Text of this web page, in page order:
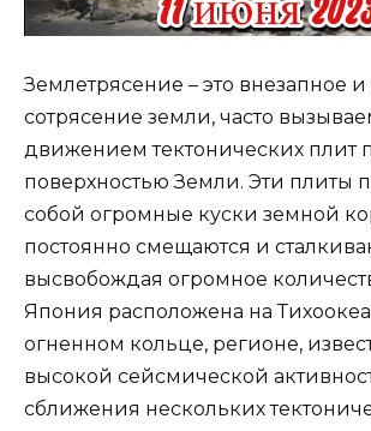
Землетрясение – это внезапное
сотрясение земли, часто
движением тектонических плит
поверхностью Земли. Эти плиты
собой огромные куски земной
постоянно смещаются и
высвобождая огромное
Япония расположена на
огненном кольце, регионе,
высокой сейсмической
сближения нескольких